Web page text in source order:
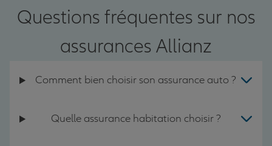
Questions fréquentes sur nos
assurances Allianz
Comment bien choisir son assurance auto ?
Quelle assurance habitation choisir ?